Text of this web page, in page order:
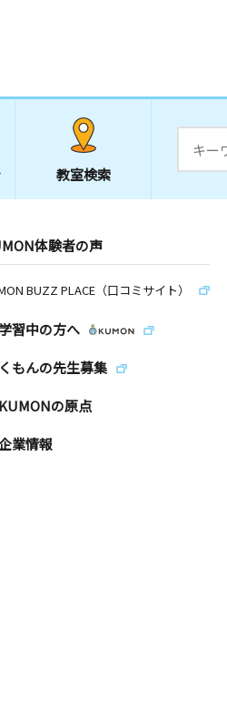
教室検索
体験者の声
BUZZ PLACE（口コミサイト）
習中の方へ
くもんの先生募集
KUMONの原点
業情報